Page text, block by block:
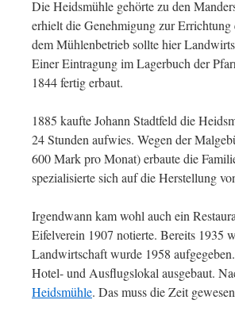
Die Heidsmühle gehörte zu den
erhielt die Genehmigung zur
dem Mühlenbetrieb sollte hier
Einer Eintragung im Lagerbuch der
1844 fertig erbaut.
1885 kaufte Johann Stadtfeld die
24 Stunden aufwies. Wegen der
600 Mark pro Monat) erbaute die
spezialisierte sich auf die Herstellung
Irgendwann kam wohl auch ein
Eifelverein 1907 notierte. Bereits 1935
Landwirtschaft wurde 1958
Hotel- und Ausflugslokal ausgebaut.
Heidsmühle. Das muss die Zeit